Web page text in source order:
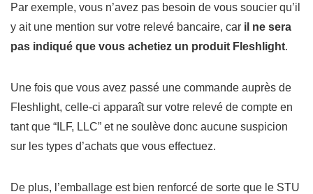
Par exemple, vous n’avez pas besoin de vous soucier qu’il
y ait une mention sur votre relevé bancaire, car il ne sera
pas indiqué que vous achetiez un produit Fleshlight.
Une fois que vous avez passé une commande auprès de
Fleshlight, celle-ci apparaît sur votre relevé de compte en
tant que “ILF, LLC” et ne soulève donc aucune suspicion
sur les types d’achats que vous effectuez.
De plus, l’emballage est bien renforcé de sorte que le STU